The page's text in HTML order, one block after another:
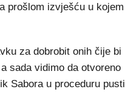
prošlom izvješću u kojem
za dobrobit onih čije bi
sada vidimo da otvoreno
Sabora u proceduru pusti